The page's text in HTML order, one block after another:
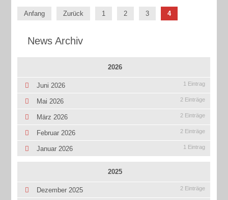
Anfang Zurück 1 2 3 4
News Archiv
2026
Juni 2026 1 Eintrag
Mai 2026 2 Einträge
März 2026 2 Einträge
Februar 2026 2 Einträge
Januar 2026 1 Eintrag
2025
Dezember 2025 2 Einträge